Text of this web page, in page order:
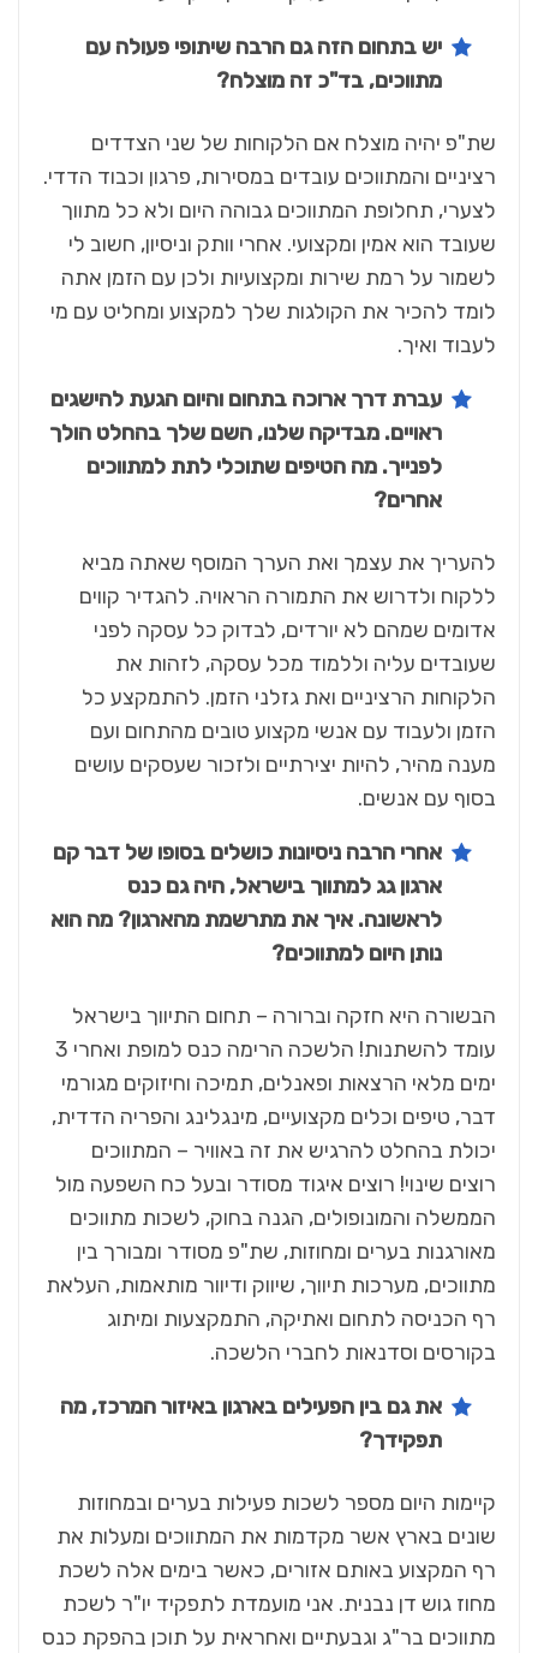
יש בתחום הזה גם הרבה שיתופי פעולה עם
מתווכים, בד"כ זה מוצלח?
שת"פ יהיה מוצלח אם הלקוחות של שני הצדדים
רציניים והמתווכים עובדים במסירות, פרגון וכבוד הדדי.
לצערי, תחלופת המתווכים גבוהה היום ולא כל מתווך
שעובד הוא אמין ומקצועי. אחרי וותק וניסיון, חשוב לי
לשמור על רמת שירות ומקצועיות ולכן עם הזמן אתה
לומד להכיר את הקולגות שלך למקצוע ומחליט עם מי
לעבוד ואיך.
עברת דרך ארוכה בתחום והיום הגעת להישגים
ראויים. מבדיקה שלנו, השם שלך בהחלט הולך
לפנייך. מה הטיפים שתוכלי לתת למתווכים
אחרים?
להעריך את עצמך ואת הערך המוסף שאתה מביא
ללקוח ולדרוש את התמורה הראויה. להגדיר קווים
אדומים שמהם לא יורדים, לבדוק כל עסקה לפני
שעובדים עליה וללמוד מכל עסקה, לזהות את
הלקוחות הרציניים ואת גזלני הזמן. להתמקצע כל
הזמן ולעבוד עם אנשי מקצוע טובים מהתחום ועם
מענה מהיר, להיות יצירתיים ולזכור שעסקים עושים
בסוף עם אנשים.
אחרי הרבה ניסיונות כושלים בסופו של דבר קם
ארגון גג למתווך בישראל, היה גם כנס
לראשונה. איך את מתרשמת מהארגון? מה הוא
נותן היום למתווכים?
הבשורה היא חזקה וברורה – תחום התיווך בישראל
עומד להשתנות! הלשכה הרימה כנס למופת ואחרי 3
ימים מלאי הרצאות ופאנלים, תמיכה וחיזוקים מגורמי
דבר, טיפים וכלים מקצועיים, מינגלינג והפריה הדדית,
יכולת בהחלט להרגיש את זה באוויר – המתווכים
רוצים שינוי! רוצים איגוד מסודר ובעל כח השפעה מול
הממשלה והמונופולים, הגנה בחוק, לשכות מתווכים
מאורגנות בערים ומחוזות, שת"פ מסודר ומבורך בין
מתווכים, מערכות תיווך, שיווק ודיוור מותאמות, העלאת
רף הכניסה לתחום ואתיקה, התמקצעות ומיתוג
בקורסים וסדנאות לחברי הלשכה.
את גם בין הפעילים בארגון באיזור המרכז, מה
תפקידך?
קיימות היום מספר לשכות פעילות בערים ובמחוזות
שונים בארץ אשר מקדמות את המתווכים ומעלות את
רף המקצוע באותם אזורים, כאשר בימים אלה לשכת
מחוז גוש דן נבנית. אני מועמדת לתפקיד יו"ר לשכת
מתווכים בר"ג וגבעתיים ואחראית על תוכן בהפקת כנס